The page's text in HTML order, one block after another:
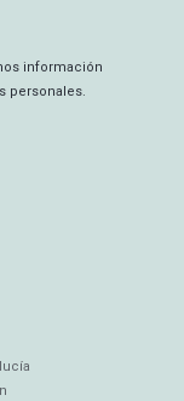
información
personales.